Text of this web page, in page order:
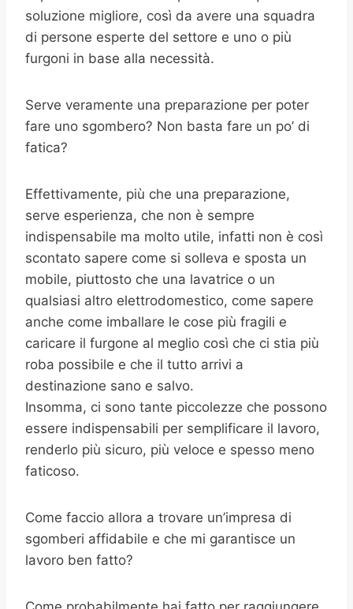
soluzione migliore, così da avere una squadra
di persone esperte del settore e uno o più
furgoni in base alla necessità.
Serve veramente una preparazione per poter
fare uno sgombero? Non basta fare un po’ di
fatica?
Effettivamente, più che una preparazione,
serve esperienza, che non è sempre
indispensabile ma molto utile, infatti non è così
scontato sapere come si solleva e sposta un
mobile, piuttosto che una lavatrice o un
qualsiasi altro elettrodomestico, come sapere
anche come imballare le cose più fragili e
caricare il furgone al meglio così che ci stia più
roba possibile e che il tutto arrivi a
destinazione sano e salvo.
Insomma, ci sono tante piccolezze che possono
essere indispensabili per semplificare il lavoro,
renderlo più sicuro, più veloce e spesso meno
faticoso.
Come faccio allora a trovare un’impresa di
sgomberi affidabile e che mi garantisce un
lavoro ben fatto?